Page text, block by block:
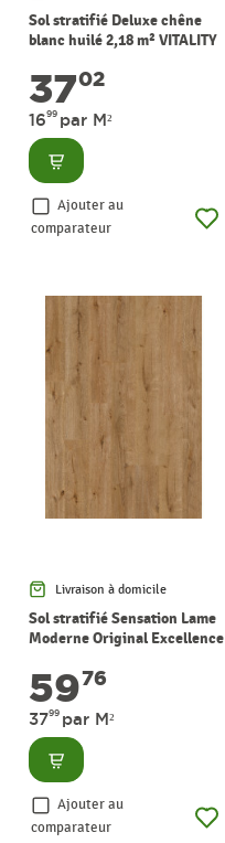
Sol stratifié Deluxe chêne
blanc huilé 2,18 m² VITALITY
3702
1699 par M²
Consulter
Ajouter au
comparateur
Livraison à domicile
Sol stratifié Sensation Lame
Moderne Original Excellence
5976
3799 par M²
Consulter
Ajouter au
comparateur